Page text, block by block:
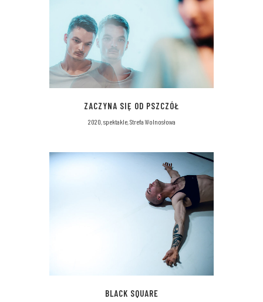
ZACZYNA SIĘ OD PSZCZÓŁ
2020, spektakle, Strefa Wolnosłowa
BLACK SQUARE